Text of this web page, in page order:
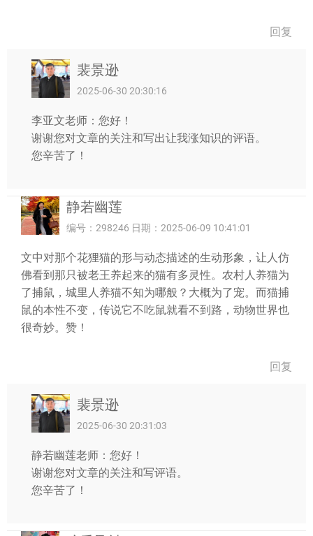
回复
裴景逊
2025-06-30 20:30:16
李亚文老师：您好！
谢谢您对文章的关注和写出让我涨知识的评语。
您辛苦了！
静若幽莲
编号：298246 日期：2025-06-09 10:41:01
文中对那个花狸猫的形与动态描述的生动形象，让人仿
佛看到那只被老王养起来的猫有多灵性。农村人养猫为
了捕鼠，城里人养猫不知为哪般？大概为了宠。而猫捕
鼠的本性不变，传说它不吃鼠就看不到路，动物世界也
很奇妙。赞！
回复
裴景逊
2025-06-30 20:31:03
静若幽莲老师：您好！
谢谢您对文章的关注和写评语。
您辛苦了！